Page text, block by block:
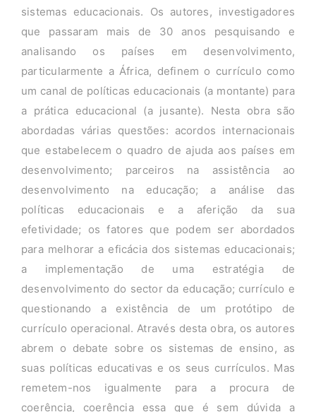
sistemas educacionais. Os autores, investigadores
que passaram mais de 30 anos pesquisando e
analisando os países em desenvolvimento,
particularmente a África, definem o currículo como
um canal de políticas educacionais (a montante) para
a prática educacional (a jusante). Nesta obra são
abordadas várias questões: acordos internacionais
que estabelecem o quadro de ajuda aos países em
desenvolvimento; parceiros na assistência ao
desenvolvimento na educação; a análise das
políticas educacionais e a aferição da sua
efetividade; os fatores que podem ser abordados
para melhorar a eficácia dos sistemas educacionais;
a implementação de uma estratégia de
desenvolvimento do sector da educação; currículo e
questionando a existência de um protótipo de
currículo operacional. Através desta obra, os autores
abrem o debate sobre os sistemas de ensino, as
suas políticas educativas e os seus currículos. Mas
remetem-nos igualmente para a procura de
coerência, coerência essa que é sem dúvida a